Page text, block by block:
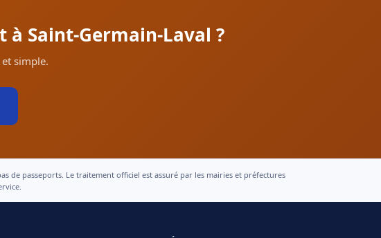
Saint-Germain-Laval ?
simple.
de passeports. Le traitement officiel est assuré par les mairies et préfectures